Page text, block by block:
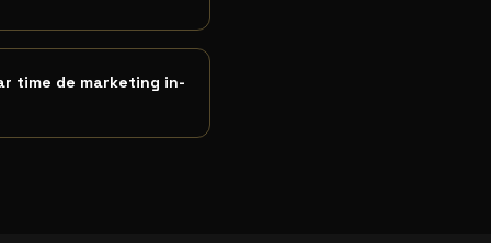
time de marketing in-